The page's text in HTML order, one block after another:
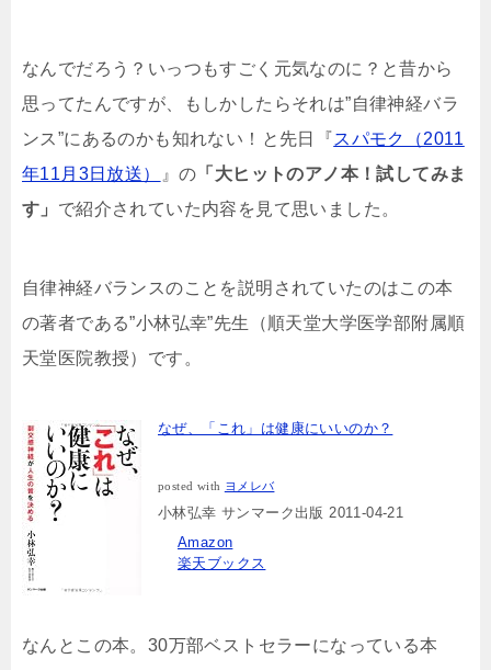
なんでだろう？いっつもすごく元気なのに？と昔から
思ってたんですが、もしかしたらそれは”自律神経バラ
ンス”にあるのかも知れない！と先日『スパモク（2011
年11月3日放送）
』の 「大ヒットのアノ本！試してみま
す」 で紹介されていた内容を見て思いました。
自律神経バランスのことを説明されていたのはこの本
の著者である”小林弘幸”先生（順天堂大学医学部附属順
天堂医院教授）です。
なぜ、「これ」は健康にいいのか？
posted with ヨメレバ
小林弘幸 サンマーク出版 2011-04-21
Amazon
楽天ブックス
なんとこの本。30万部ベストセラーになっている本